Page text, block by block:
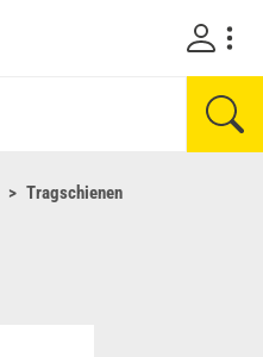
Tragschienen